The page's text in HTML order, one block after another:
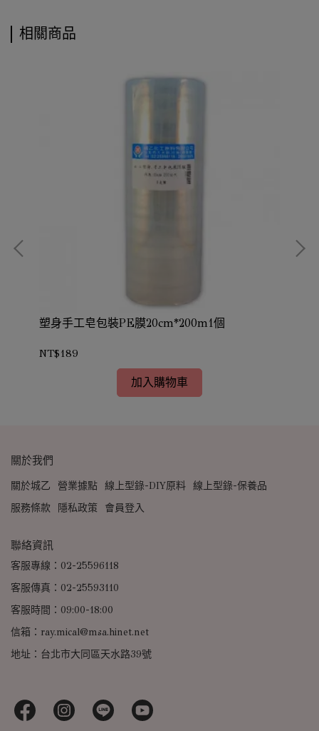
相關商品
塑身手工皂包裝PE膜20cm*200m1個
NT$189
加入購物車
關於我們
關於城乙 營業據點 線上型錄-DIY原料 線上型錄-保養品
服務條款
隱私政策 會員登入
聯絡資訊
客服專線：02-25596118
客服傳真：02-25593110
客服時間：09:00-18:00
信箱：ray.mical@msa.hinet.net
地址：台北市大同區天水路39號